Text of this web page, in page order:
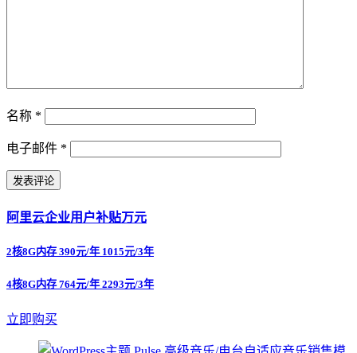
名称 *
电子邮件 *
阿里云企业用户补贴万元
2核8G内存 390元/年 1015元/3年
4核8G内存 764元/年 2293元/3年
立即购买